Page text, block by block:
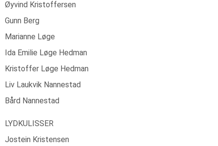
Øyvind Kristoffersen
Gunn Berg
Marianne Løge
Ida Emilie Løge Hedman
Kristoffer Løge Hedman
Liv Laukvik Nannestad
Bård Nannestad
LYDKULISSER
Jostein Kristensen